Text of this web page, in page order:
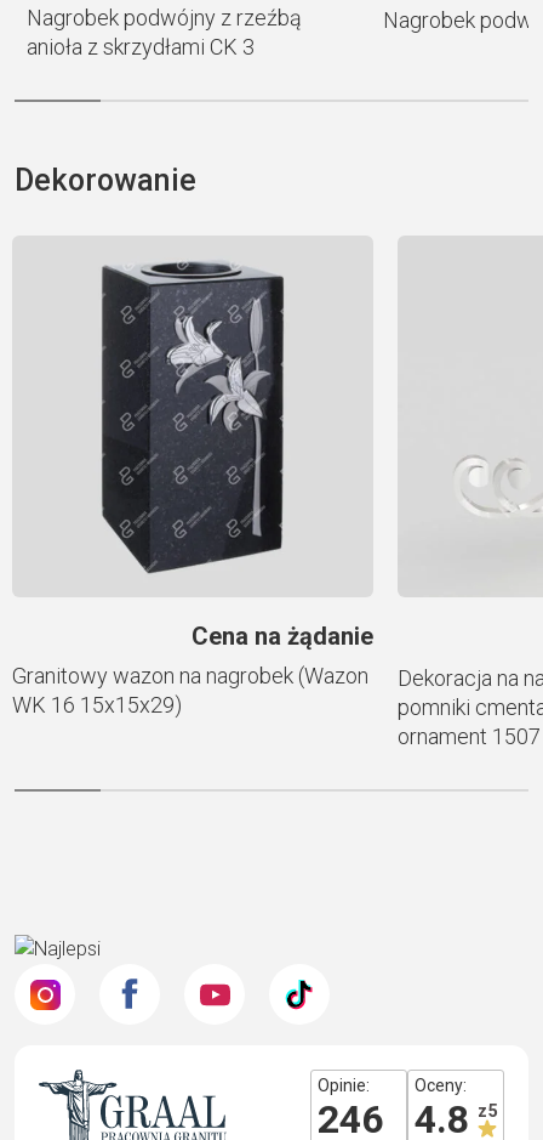
Nagrobek podwójny z rzeźbą
anioła z skrzydłami CK 3
Nagrobek
Dekorowanie
Cena na żądanie
Granitowy wazon na nagrobek (Wazon
WK 16 15x15x29)
Dekoracja na
pomniki
ornament 1507
Opinie:
246
Oceny:
4.8 z 5